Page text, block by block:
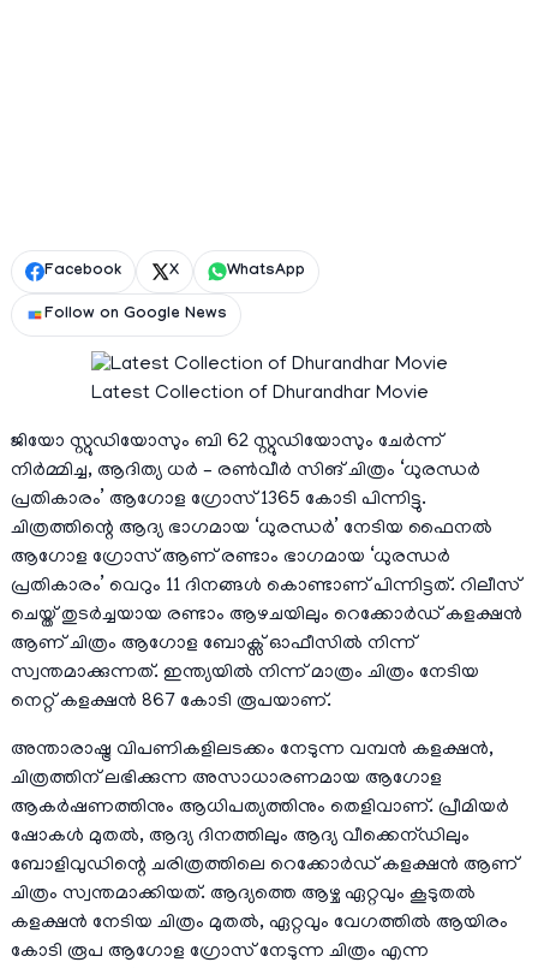
Facebook X WhatsApp
Follow on Google News
Latest Collection of Dhurandhar Movie
ജിയോ സ്റ്റുഡിയോസും ബി 62 സ്റ്റുഡിയോസും ചേർന്ന്
നിർമ്മിച്ച, ആദിത്യ ധർ – രൺവീർ സിങ് ചിത്രം ‘ധുരന്ധർ
പ്രതികാരം’ ആഗോള ഗ്രോസ് 1365 കോടി പിന്നിട്ടു.
ചിത്രത്തിന്റെ ആദ്യ ഭാഗമായ ‘ധുരന്ധർ’ നേടിയ ഫൈനൽ
ആഗോള ഗ്രോസ് ആണ് രണ്ടാം ഭാഗമായ ‘ധുരന്ധർ
പ്രതികാരം’ വെറും 11 ദിനങ്ങൾ കൊണ്ടാണ് പിന്നിട്ടത്. റിലീസ്
ചെയ്ത് തുടർച്ചയായ രണ്ടാം ആഴചയിലും റെക്കോർഡ് കളക്ഷൻ
ആണ് ചിത്രം ആഗോള ബോക്സ് ഓഫീസിൽ നിന്ന്
സ്വന്തമാക്കുന്നത്. ഇന്ത്യയിൽ നിന്ന് മാത്രം ചിത്രം നേടിയ
നെറ്റ് കളക്ഷൻ 867 കോടി രൂപയാണ്.
അന്താരാഷ്ട്ര വിപണികളിലടക്കം നേടുന്ന വമ്പൻ കളക്ഷൻ,
ചിത്രത്തിന് ലഭിക്കുന്ന അസാധാരണമായ ആഗോള
ആകർഷണത്തിനും ആധിപത്യത്തിനും തെളിവാണ്. പ്രീമിയർ
ഷോകൾ മുതൽ, ആദ്യ ദിനത്തിലും ആദ്യ വീക്കെന്ഡിലും
ബോളിവുഡിന്റെ ചരിത്രത്തിലെ റെക്കോർഡ് കളക്ഷൻ ആണ്
ചിത്രം സ്വന്തമാക്കിയത്. ആദ്യത്തെ ആഴ്ച ഏറ്റവും കൂടുതൽ
കളക്ഷൻ നേടിയ ചിത്രം മുതൽ, ഏറ്റവും വേഗത്തിൽ ആയിരം
കോടി രൂപ ആഗോള ഗ്രോസ് നേടുന്ന ചിത്രം എന്ന